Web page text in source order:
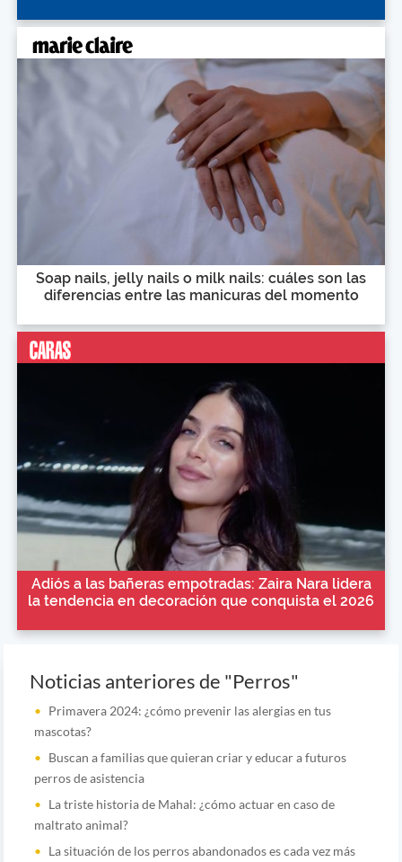
Soap nails, jelly nails o milk nails: cuáles son las
diferencias entre las manicuras del momento
Adiós a las bañeras empotradas: Zaira Nara lidera
la tendencia en decoración que conquista el 2026
Noticias anteriores de "Perros"
Primavera 2024: ¿cómo prevenir las alergias en tus
mascotas?
Buscan a familias que quieran criar y educar a futuros
perros de asistencia
La triste historia de Mahal: ¿cómo actuar en caso de
maltrato animal?
La situación de los perros abandonados es cada vez más